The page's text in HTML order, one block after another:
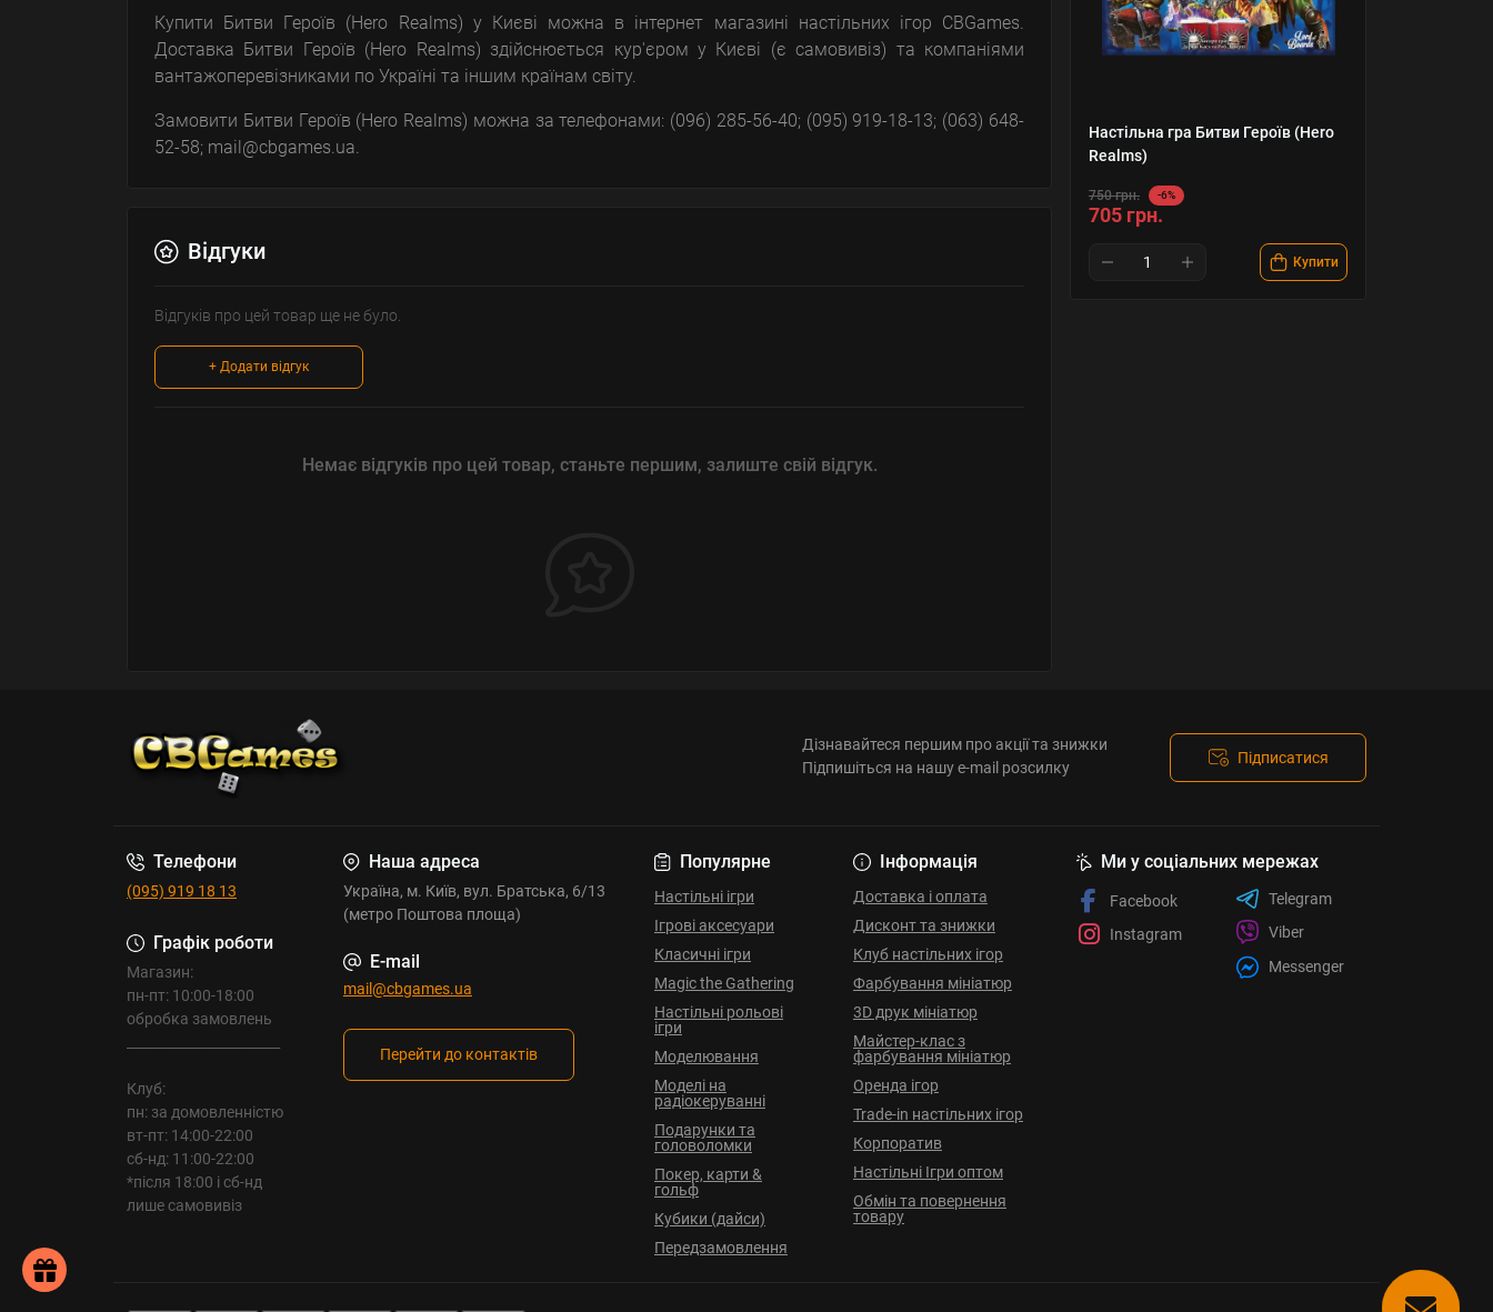
Настільна гра Битви Героїв (Hero
Realms)
750 грн. -6%
705 грн.
Купити
Купити Битви Героїв (Hero Realms) у Києві можна в інтернет магазині настільних ігор CBGames.
Доставка Битви Героїв (Hero Realms) здійснюється кур'єром у Києві (є самовивіз) та компаніями
вантажоперевізниками по Україні та іншим країнам світу.
Замовити Битви Героїв (Hero Realms) можна за телефонами: (096) 285-56-40; (095) 919-18-13; (063) 648-
52-58; mail@cbgames.ua.
Відгуки
Відгуків про цей товар ще не було.
+ Додати відгук
Немає відгуків про цей товар, станьте першим, залиште свій відгук.
Дізнавайтеся першим про акції та знижки
Підпишіться на нашу e-mail розсилку
Підписатися
Телефони
(095) 919 18 13
Графік роботи
Магазин:
пн-пт: 10:00-18:00
обробка замовлень
Клуб:
пн: за домовленністю
вт-пт: 14:00-22:00
сб-нд: 11:00-22:00
*після 18:00 і сб-нд
лише самовивіз
Наша адреса
Україна, м. Київ, вул. Братська, 6/13
(метро Поштова площа)
E-mail
mail@cbgames.ua
Перейти до контактів
Популярне
Настільні ігри
Ігрові аксесуари
Класичні ігри
Magic the Gathering
Настільні рольові
ігри
Моделювання
Моделі на
радіокеруванні
Подарунки та
головоломки
Покер, карти &
гольф
Кубики (дайси)
Передзамовлення
Інформація
Доставка і оплата
Дисконт та знижки
Клуб настільних ігор
Фарбування мініатюр
3D друк мініатюр
Майстер-клас з
фарбування мініатюр
Оренда ігор
Trade-in настільних ігор
Корпоратив
Настільні Ігри оптом
Обмін та повернення
товару
Ми у соціальних мережах
Facebook
Instagram
Telegram
Viber
Messenger